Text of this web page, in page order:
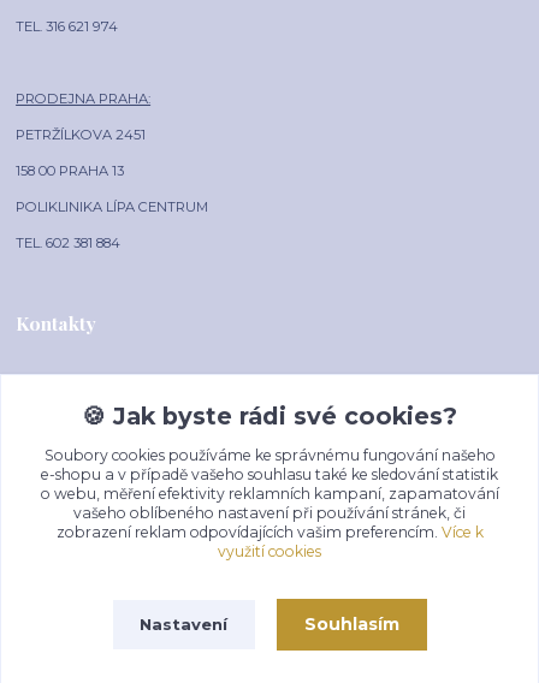
TEL. 316 621 974
PRODEJNA PRAHA:
PETRŽÍLKOVA 2451
158 00 PRAHA 13
POLIKLINIKA LÍPA CENTRUM
TEL. 602 381 884
Kontakty
AAA-HODINKY.CZ
+420 602 381 884
(Po-Pá, 10-16 hod.)
prodej@aaa-hodinky.cz
🍪 Jak byste rádi své cookies?
Soubory cookies používáme ke správnému fungování našeho
e-shopu a v případě vašeho souhlasu také ke sledování statistik
o webu, měření efektivity reklamních kampaní, zapamatování
vašeho oblíbeného nastavení při používání stránek, či
zobrazení reklam odpovídajících vašim preferencím. Více k
využití cookies
Nastavení Souhlasím